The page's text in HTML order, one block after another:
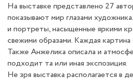
На выставке представлено 27
показывают мир глазами
и портреты, насыщенные яркими
свежими образами. Каждая
Также Анжелика описала и
подходит та или иная экспозиция.
Не зря выставка располагается в